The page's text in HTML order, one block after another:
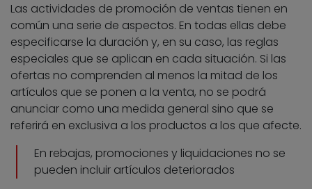
Las actividades de promoción de ventas tienen en
común una serie de aspectos. En todas ellas debe
especificarse la duración y, en su caso, las reglas
especiales que se aplican en cada situación. Si las
ofertas no comprenden al menos la mitad de los
artículos que se ponen a la venta, no se podrá
anunciar como una medida general sino que se
referirá en exclusiva a los productos a los que afecte.
En rebajas, promociones y liquidaciones no se
pueden incluir artículos deteriorados